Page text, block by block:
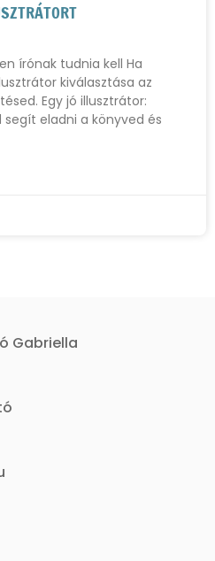
írónak tudnia kell Ha
kiválasztása az
Egy jó illusztrátor:
eladni a könyved és
Gabriella